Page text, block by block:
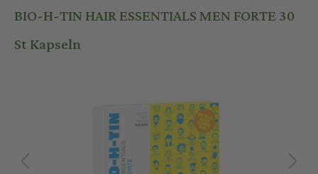
BIO-H-TIN HAIR ESSENTIALS MEN FORTE 30
St Kapseln